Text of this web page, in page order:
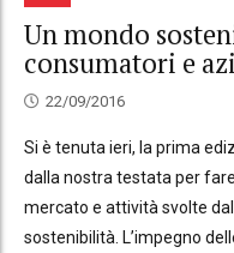
Un mondo
consumatori e
22/09/2016
Si è tenuta ieri, la prima
dalla nostra testata per
mercato e attività svolte
sostenibilità. L’impegno